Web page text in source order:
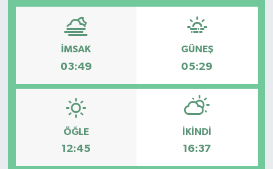
İMSAK
03:49
GÜNEŞ
05:29
ÖĞLE
12:45
İKINDI
16:37
İlim & İrfan
Kültür & Sanat
Sağlık